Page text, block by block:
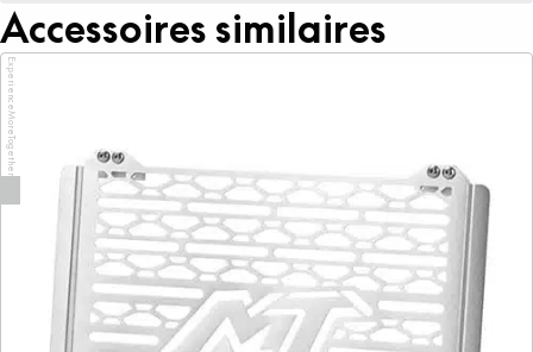
Accessoires similaires
ExperienceMoreTogether